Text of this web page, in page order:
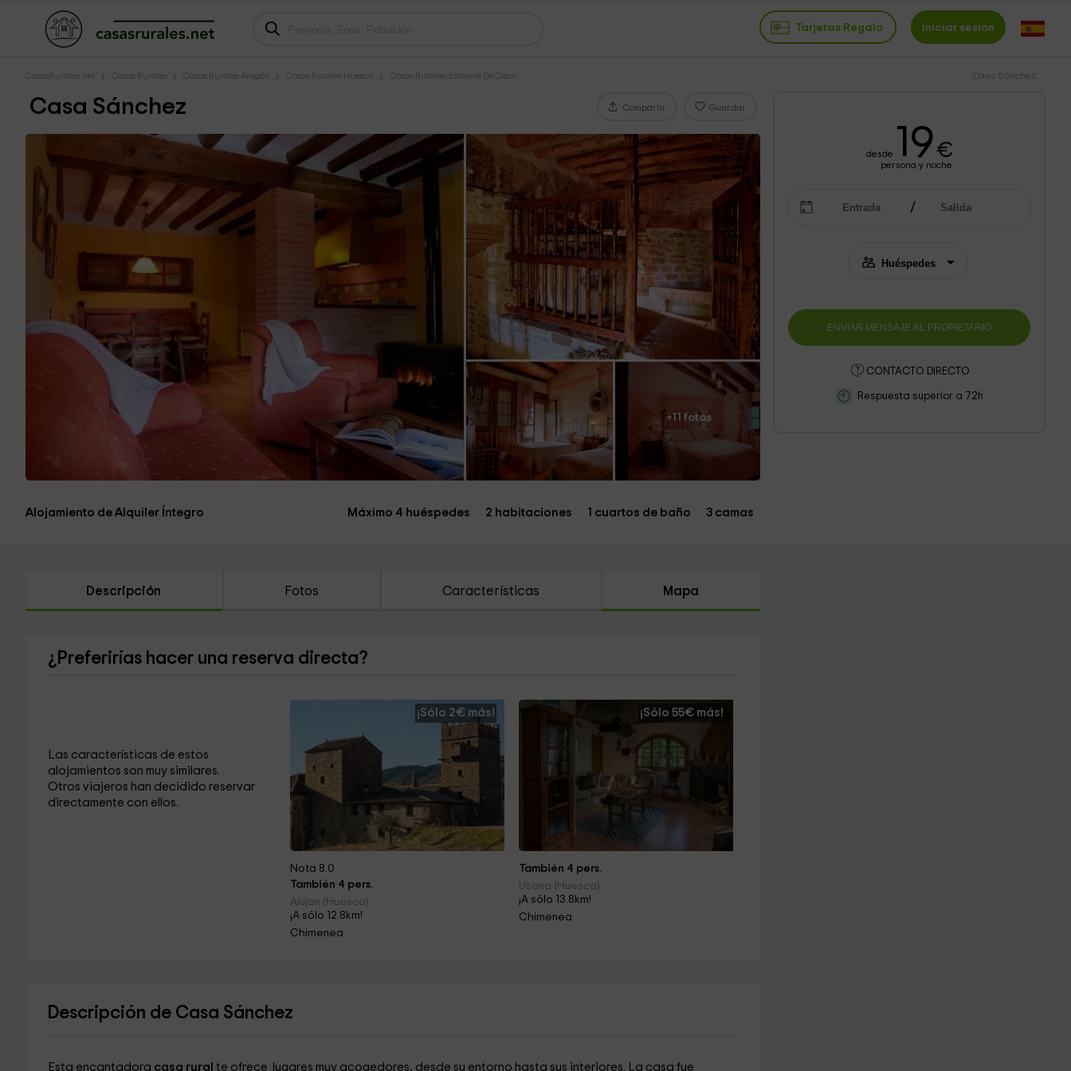
Tarjetas Regalo Iniciar sesión
CasasRurales.net Casas Rurales Casas Rurales Aragón Casas Rurales Huesca Casas Rurales Jabierre De Olson Casa Sánchez
Casa Sánchez Compartir Guardar
+11 fotos
desde 19€
persona y noche
CONTACTO DIRECTO
Respuesta superior a 72h
Alojamiento de Alquiler Íntegro Máximo 4 huéspedes 2 habitaciones 1 cuartos de baño 3 camas
Descripción Fotos Características Mapa
¿Preferirías hacer una reserva directa?
Las características de estos
alojamientos son muy similares.
Otros viajeros han decidido reservar
directamente con ellos.
¡Sólo 2€ más!
Nota 8.0
También 4 pers.
Alujan (Huesca)
¡A sólo 12.8km!
Chimenea
¡Sólo 55€ más!
También 4 pers.
Usana (Huesca)
¡A sólo 13.8km!
Chimenea
Descripción de Casa Sánchez
Esta encantadora casa rural te ofrece lugares muy acogedores, desde su entorno hasta sus interiores. La casa fue